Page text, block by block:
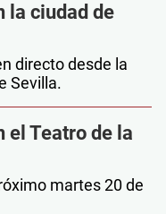
la ciudad de
directo desde la
Sevilla.
el Teatro de la
martes 20 de